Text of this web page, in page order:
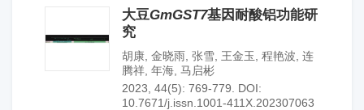
大豆GmGST7基因耐酸铝功能研
究
胡康 金晓雨 张雪 王金玉 程艳波 连
腾祥 年海 马启彬
2023, 44(5): 769-779.
DOI:
10.7671/j.issn.1001-411X.202307063